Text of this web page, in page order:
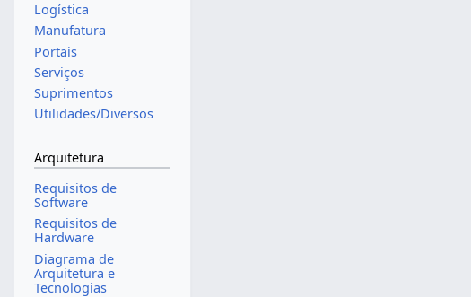
Logística
Manufatura
Portais
Serviços
Suprimentos
Utilidades/Diversos
Arquitetura
Requisitos de
Software
Requisitos de
Hardware
Diagrama de
Arquitetura e
Tecnologias